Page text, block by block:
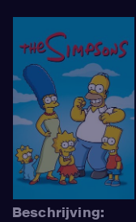
Beschrijving: